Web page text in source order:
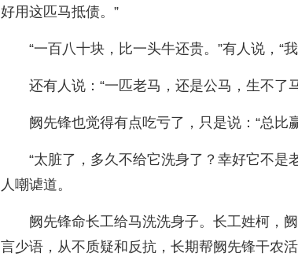
好用这匹马抵债。”
“一百八十块，比一头牛还贵。”有人说，“
还有人说：“一匹老马，还是公马，生不了
阙先锋也觉得有点吃亏了，只是说：“总比
“太脏了，多久不给它洗身了？幸好它不是
人嘲谑道。
阙先锋命长工给马洗洗身子。长工姓柯，
言少语，从不质疑和反抗，长期帮阙先锋干农